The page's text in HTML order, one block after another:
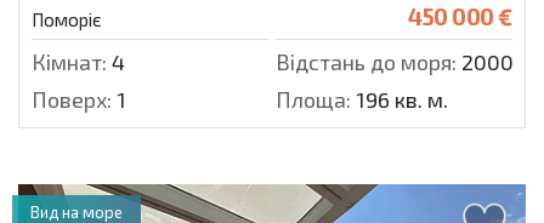
Поморіє 450 000 €
Кімнат: 4 Відстань до моря: 2000 м.
Поверх: 1 Площа: 196 кв. м.
Вид на море